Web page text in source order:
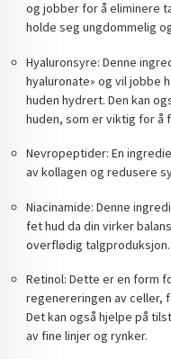
og jobber for å eliminere
holde seg ungdommelig
Hyaluronsyre: Denne
hyaluronate» og vil jobbe
huden hydrert. Den kan
huden, som er viktig for å
Nevropeptider: En
av kollagen og redusere
Niacinamide: Denne
fet hud da din virker
overflødig talgproduksjon.
Retinol: Dette er en form
regenereringen av celler,
Det kan også hjelpe på
av fine linjer og rynker.